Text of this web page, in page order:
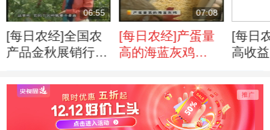
06:55
[每日农经]全国农
产品金秋展销行-
大枣(20111114)
07:08
[每日农经]产蛋量
高的海蓝灰鸡
[每日
高收